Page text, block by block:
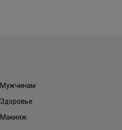
Мужчинам
Здоровье
Макияж